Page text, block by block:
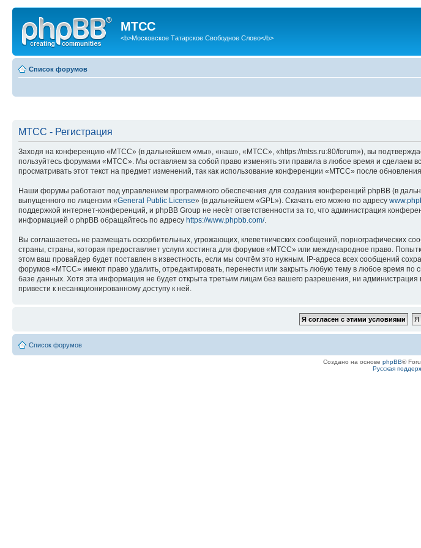
МТСС
<b>Московское Татарское Свободное Слово</b>
Список форумов
МТСС - Регистрация
Заходя на конференцию «МТСС» (в дальнейшем «мы», «наш», «МТСС», «https://mtss.ru:80/forum»), вы
пользуйтесь форумами «МТСС». Мы оставляем за собой право изменять эти правила в любое время и сделаем
просматривать этот текст на предмет изменений, так как использование конференции «МТСС» после
Наши форумы работают под управлением программного обеспечения для создания конференций phpBB (в
выпущенного по лицензии «General Public License» (в дальнейшем «GPL»). Скачать его можно по адресу
поддержкой интернет-конференций, и phpBB Group не несёт ответственности за то, что администрация
информацией о phpBB обращайтесь по адресу https://www.phpbb.com/.
Вы соглашаетесь не размещать оскорбительных, угрожающих, клеветнических сообщений, порнографических
страны, страны, которая предоставляет услуги хостинга для форумов «МТСС» или международное право.
этом ваш провайдер будет поставлен в известность, если мы сочтём это нужным. IP-адреса всех сообщений
форумов «МТСС» имеют право удалить, отредактировать, перенести или закрыть любую тему в любое время по
базе данных. Хотя эта информация не будет открыта третьим лицам без вашего разрешения, ни
привести к несанкционированному доступу к ней.
Список форумов
Создано на основе phpBB®
Русская